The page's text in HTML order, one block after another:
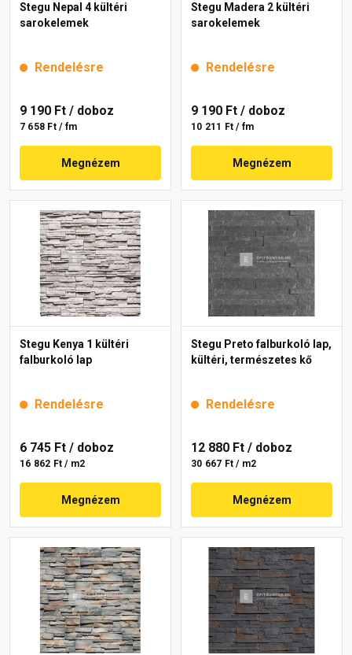
Stegu Nepal 4 kültéri
sarokelemek
Rendelésre
9 190 Ft / doboz
7 658 Ft / fm
Megnézem
Stegu Madera 2 kültéri
sarokelemek
Rendelésre
9 190 Ft / doboz
10 211 Ft / fm
Megnézem
Stegu Kenya 1 kültéri
falburkoló lap
Rendelésre
6 745 Ft / doboz
16 862 Ft / m2
Megnézem
Stegu Preto falburkoló lap,
kültéri, természetes kő
Rendelésre
12 880 Ft / doboz
30 667 Ft / m2
Megnézem